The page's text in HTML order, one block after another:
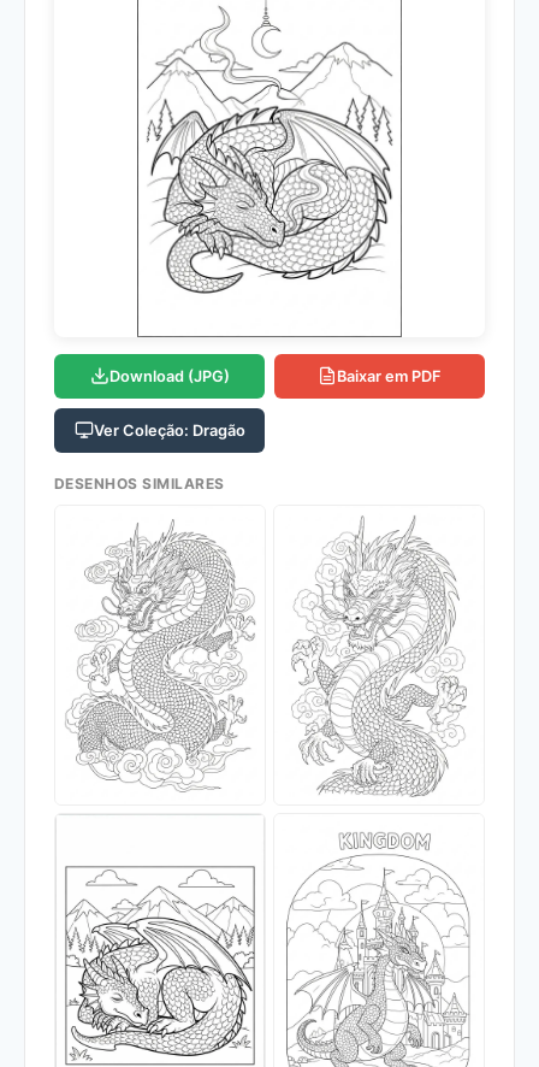
Download (JPG) Baixar em PDF
Ver Coleção: Dragão
DESENHOS SIMILARES